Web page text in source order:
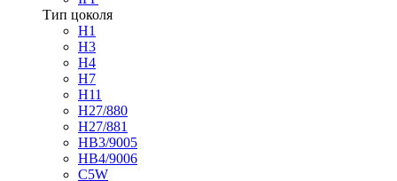
Тип цоколя
H1
H3
H4
H7
H11
H27/880
H27/881
HB3/9005
HB4/9006
C5W